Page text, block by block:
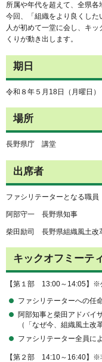
所属や年代を超えて、全県各
今回、「組織をより良くし
人が初めて一堂に会し、キ
くりが動き出します。
期日
令和８年５月18日（月曜日）
場所
長野県庁 講堂
出席者
ファシリテーターとなる職員
阿部守一 長野県知事
柴田励司 長野県組織風土改
キックオフミーテ
【第１部 13:00～14:05】※
ファシリテーターへの任
阿部知事と柴田アドバイ
（「なぜ今、組織風土改
ファシリテーター全員に
【第２部 14:10～16:40】※